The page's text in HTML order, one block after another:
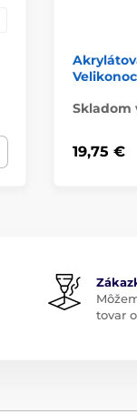
Skladom
19,75 €
tovar